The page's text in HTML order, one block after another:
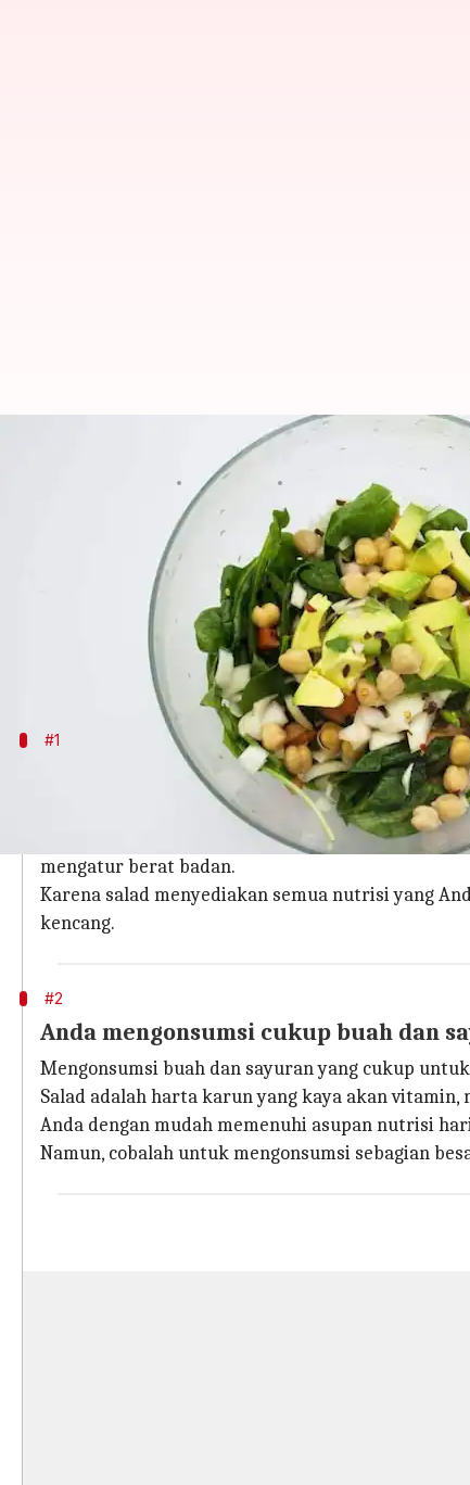
Inilah alasan mengapa Anda
Dec 27, 2023
Salad adalah kombinasi yang sehat, tidak
Salad bukan hanya sekadar makanan
kesehatan mental, dan sistem kekebalan tubuh
#1
Membantu dalam mengatur berat
Memasukkan salad ke dalam menu makanan
Selain meningkatkan rasa kenyang, salad yang
mengatur berat badan.
Karena salad menyediakan semua nutrisi yang
kencang.
#2
Anda mengonsumsi cukup buah dan
Mengonsumsi buah dan sayuran yang cukup
Salad adalah harta karun yang kaya akan
Anda dengan mudah memenuhi asupan nutrisi
Namun, cobalah untuk mengonsumsi sebagian